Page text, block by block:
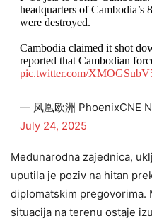
headquarters of
were destroyed.
Cambodia claimed it shot
reported that Cambodian
pic.twitter.com/
— 凤凰欧洲 PhoenixCNE
July 24, 2025
Međunarodna zajednica,
uputila je poziv na hitan
diplomatskim pregovorima.
situacija na terenu ostaje